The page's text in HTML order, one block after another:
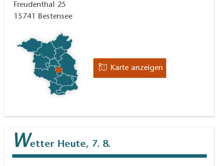
Freudenthal 25
15741
Bestensee
Karte anzeigen
Wetter Heute, 7. 8.